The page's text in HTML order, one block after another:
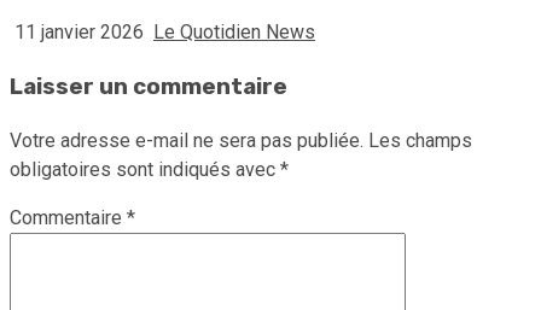
11 janvier 2026 Le Quotidien News
Laisser un commentaire
Votre adresse e-mail ne sera pas publiée. Les champs
obligatoires sont indiqués avec *
Commentaire *